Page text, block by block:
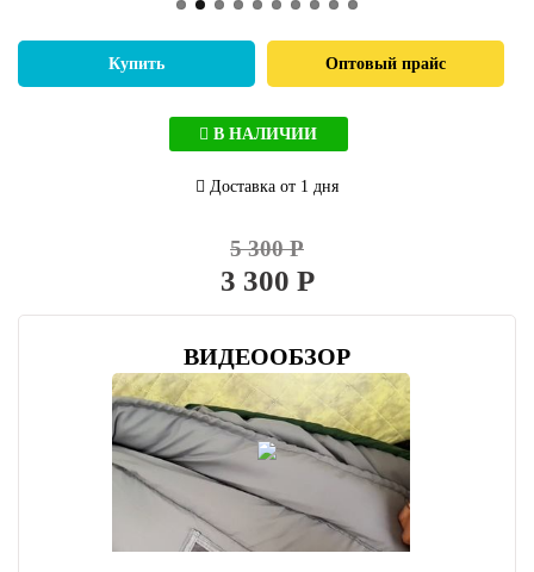
Купить Оптовый прайс
В НАЛИЧИИ
Доставка от 1 дня
5 300 Р
3 300 Р
ВИДЕООБЗОР